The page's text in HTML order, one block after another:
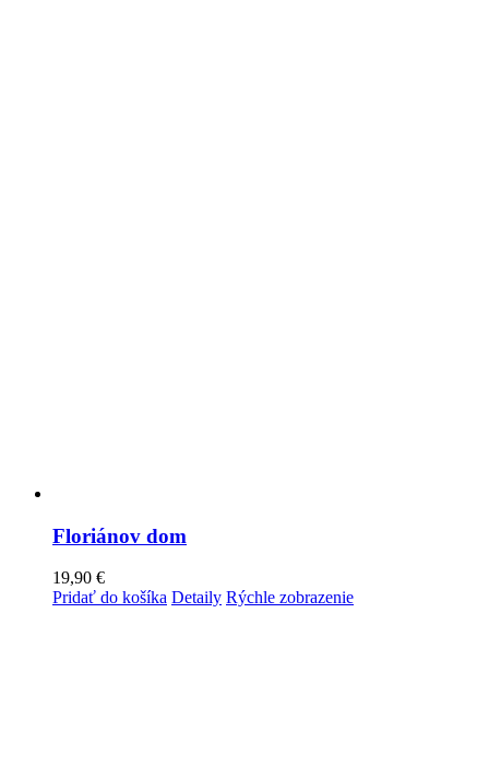
Floriánov dom
19,90 €
Pridať do košíka Detaily Rýchle zobrazenie